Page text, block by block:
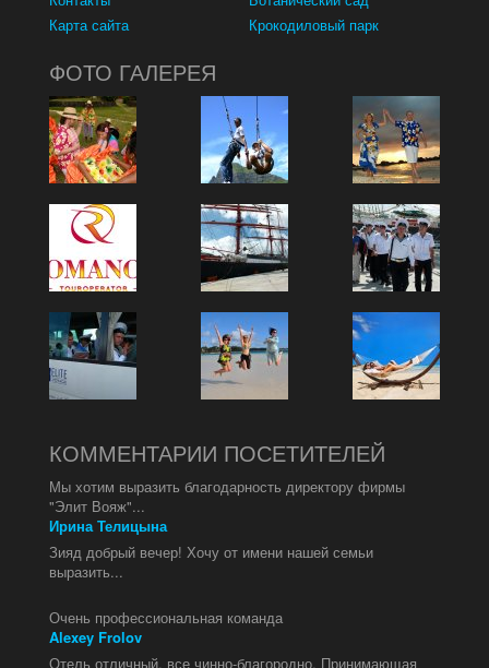
Карта сайта
Крокодиловый парк
ФОТО ГАЛЕРЕЯ
КОММЕНТАРИИ ПОСЕТИТЕЛЕЙ
Мы хотим выразить благодарность директору фирмы
"Элит Вояж"...
Ирина Телицына
Зияд добрый вечер! Хочу от имени нашей семьи
выразить...
Очень профессиональная команда
Alexey Frolov
Отель отличный, все чинно-благородно. Принимающая